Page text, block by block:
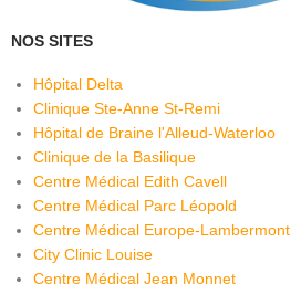
NOS SITES
Hôpital Delta
Clinique Ste-Anne St-Remi
Hôpital de Braine l'Alleud-Waterloo
Clinique de la Basilique
Centre Médical Edith Cavell
Centre Médical Parc Léopold
Centre Médical Europe-Lambermont
City Clinic Louise
Centre Médical Jean Monnet